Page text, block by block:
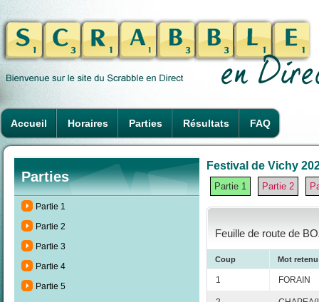
Accueil Horaires Parties Résultats FAQ
Parties
Partie 1
Partie 2
Partie 3
Partie 4
Partie 5
Festival de Vichy
Partie 1 Partie 2
Feuille de route de
Coup Mot retenu
1 FORAIN